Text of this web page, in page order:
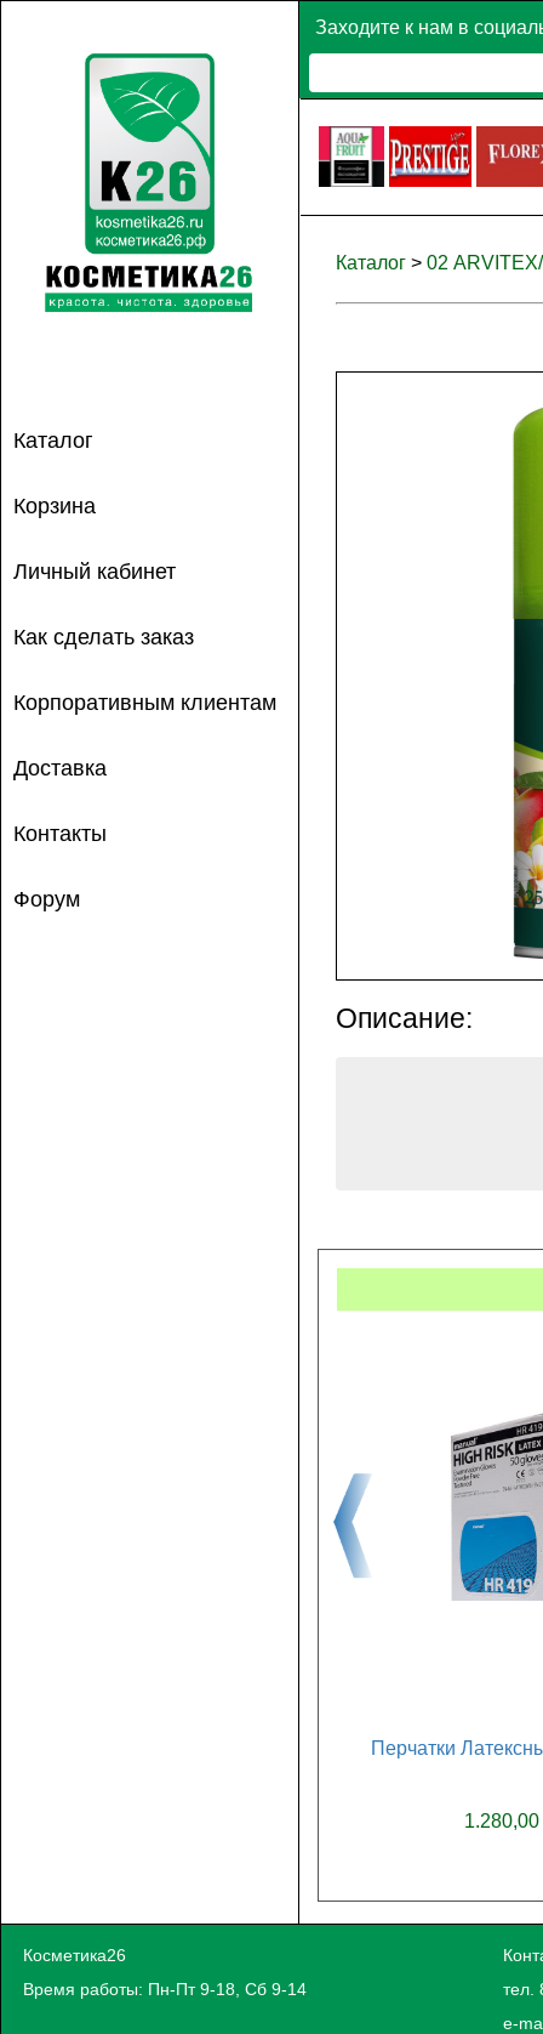
Заходите к нам в
Каталог
Корзина
Личный кабинет
Как сделать заказ
Корпоративным клиентам
Доставка
Контакты
Форум
Каталог > 02
Описание:
Перчатки
1.280,00
Косметика26
Время работы: Пн-Пт 9-18, Сб 9-14
тел.
e-